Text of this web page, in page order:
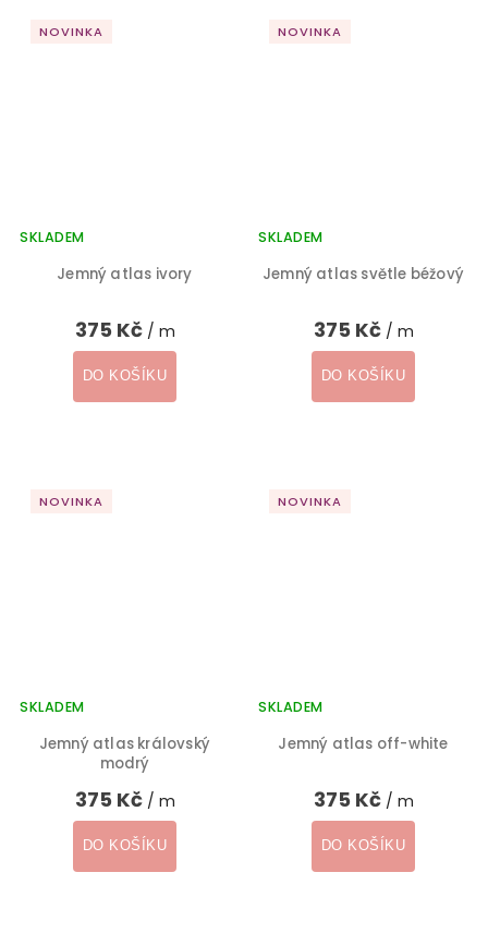
NOVINKA
Jemný atlas ivory
SKLADEM
375 Kč / m
DO KOŠÍKU
NOVINKA
Jemný atlas světle béžový
SKLADEM
375 Kč / m
DO KOŠÍKU
NOVINKA
Jemný atlas královský
modrý
SKLADEM
375 Kč / m
DO KOŠÍKU
NOVINKA
Jemný atlas off-white
SKLADEM
375 Kč / m
DO KOŠÍKU